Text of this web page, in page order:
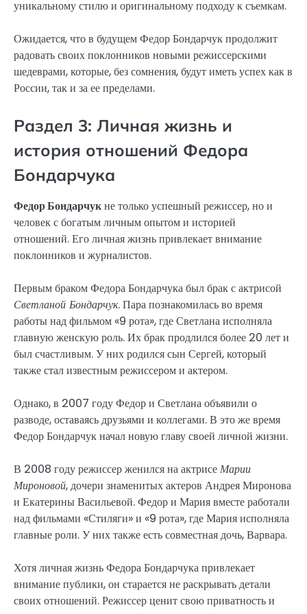
уникальному стилю и оригинальному подходу к съемкам.
Ожидается, что в будущем Федор Бондарчук продолжит
радовать своих поклонников новыми режиссерскими
шедеврами, которые, без сомнения, будут иметь успех как в
России, так и за ее пределами.
Раздел 3: Личная жизнь и
история отношений Федора
Бондарчука
Федор Бондарчукне только успешный режиссер, но и
человек с богатым личным опытом и историей
отношений. Его личная жизнь привлекает внимание
поклонников и журналистов.
Первым браком Федора Бондарчука был брак с актрисой
Светланой Бондарчук. Пара познакомилась во время
работы над фильмом «9 рота», где Светлана исполняла
главную женскую роль. Их брак продлился более 20 лет и
был счастливым. У них родился сын Сергей, который
также стал известным режиссером и актером.
Однако, в 2007 году Федор и Светлана объявили о
разводе, оставаясь друзьями и коллегами. В это же время
Федор Бондарчук начал новую главу своей личной жизни.
В 2008 году режиссер женился на актрисеМарии
Мироновой, дочери знаменитых актеров Андрея Миронова
и Екатерины Васильевой. Федор и Мария вместе работали
над фильмами «Стиляги» и «9 рота», где Мария исполняла
главные роли. У них также есть совместная дочь, Варвара.
Хотя личная жизнь Федора Бондарчука привлекает
внимание публики, он старается не раскрывать детали
своих отношений. Режиссер ценит свою приватность и